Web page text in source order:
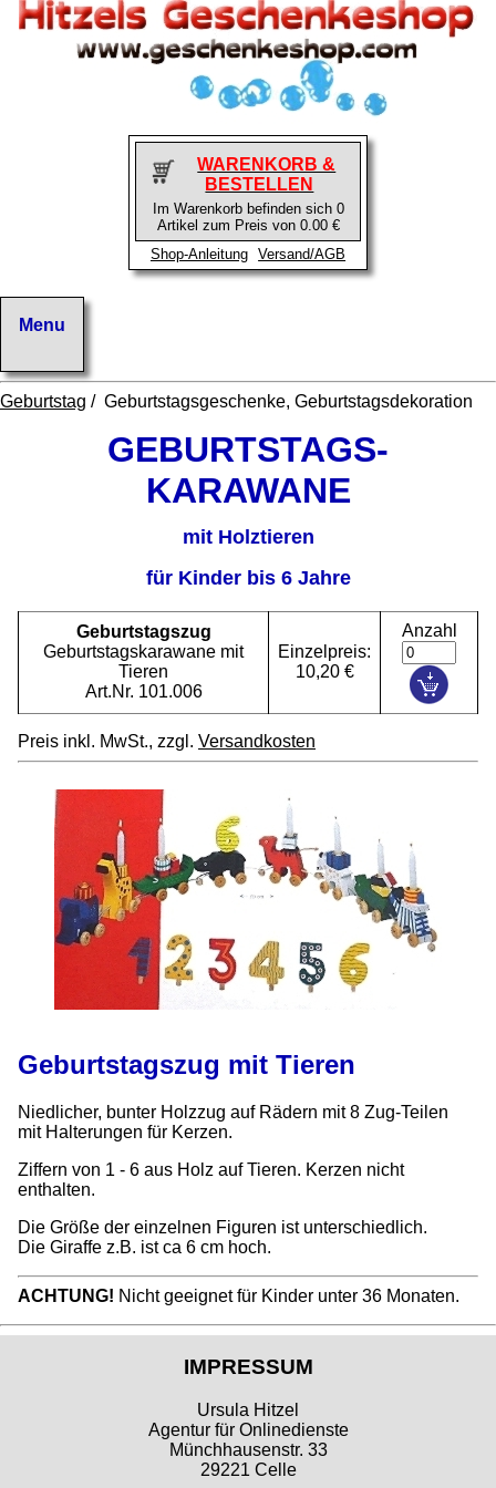
WARENKORB &
BESTELLEN
Im Warenkorb befinden sich 0
Artikel zum Preis von 0.00 €
Shop-Anleitung
Versand/AGB
Geburtstag / Geburtstagsgeschenke, Geburtstagsdekoration
GEBURTSTAGS-
KARAWANE
mit Holztieren
für Kinder bis 6 Jahre
Geburtstagszug
Geburtstagskarawane mit
Tieren
Art.Nr. 101.006
Einzelpreis:
10,20 €
Anzahl
Preis inkl. MwSt., zzgl. Versandkosten
Geburtstagszug mit Tieren
Niedlicher, bunter Holzzug auf Rädern mit 8 Zug-Teilen
mit Halterungen für Kerzen.
Ziffern von 1 - 6 aus Holz auf Tieren. Kerzen nicht
enthalten.
Die Größe der einzelnen Figuren ist unterschiedlich.
Die Giraffe z.B. ist ca 6 cm hoch.
ACHTUNG! Nicht geeignet für Kinder unter 36 Monaten.
IMPRESSUM
Ursula Hitzel
Agentur für Onlinedienste
Münchhausenstr. 33
29221 Celle